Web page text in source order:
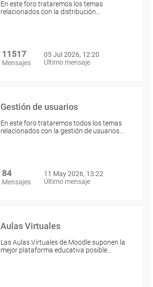
En este foro trataremos los temas
relacionados con la distribución…
11517
Mensajes
05 Jul 2026, 12:20
Último mensaje
Gestión de usuarios
En este foro trataremos todos los temas
relacionados con la gestión de usuarios…
84
Mensajes
11 May 2026, 13:22
Último mensaje
Aulas Virtuales
Las Aulas Virtuales de Moodle suponen la
mejor plataforma educativa posible…